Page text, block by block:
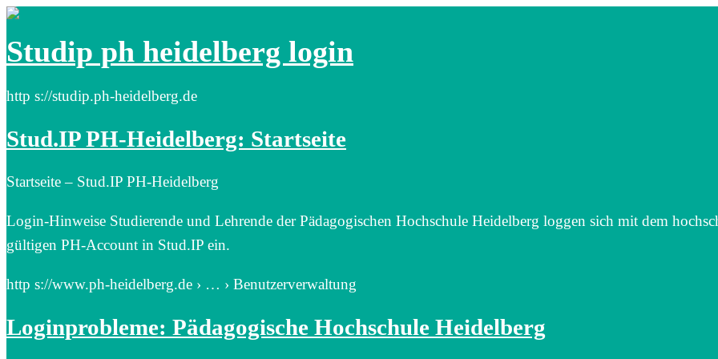
Studip ph heidelberg login
http s://studip.ph-heidelberg.de
Stud.IP PH-Heidelberg: Startseite
Startseite – Stud.IP PH-Heidelberg
Login-Hinweise Studierende und Lehrende der Pädagogischen Hochschule Heidelberg loggen sich mit dem
gültigen PH-Account in Stud.IP ein.
http s://www.ph-heidelberg.de › … › Benutzerverwaltung
Loginprobleme: Pädagogische Hochschule Heidelberg